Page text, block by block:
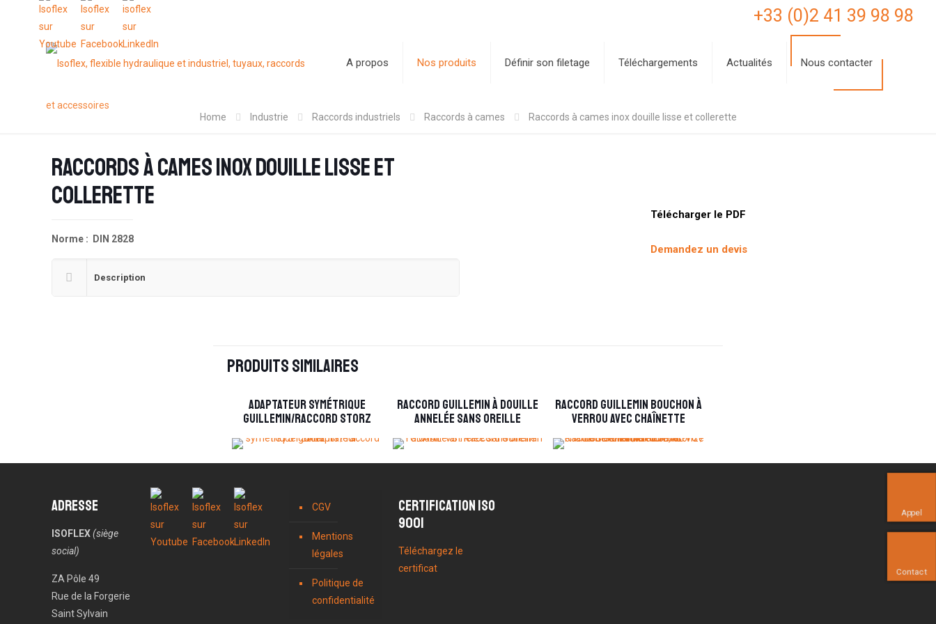
+33 (0)2 41 39 98 98
A propos Nos produits Définir son filetage Téléchargements Actualités Nous contacter
Home Industrie Raccords industriels Raccords à cames Raccords à cames inox douille lisse et collerette
Télécharger le PDF
Demandez un devis
Raccords à cames inox douille lisse et
collerette
Norme : DIN 2828
Description
Produits similaires
Adaptateur symétrique
guillemin/raccord Storz
Raccord Guillemin à douille
annelée sans oreille
Raccord Guillemin bouchon à
verrou avec chaînette
Adresse
ISOFLEX(siège
social)
ZA Pôle 49
Rue de la Forgerie
Saint Sylvain
CGV
Mentions
légales
Politique de
confidentialité
Certification ISO
9001
Téléchargez le
certificat
Appel
Contact